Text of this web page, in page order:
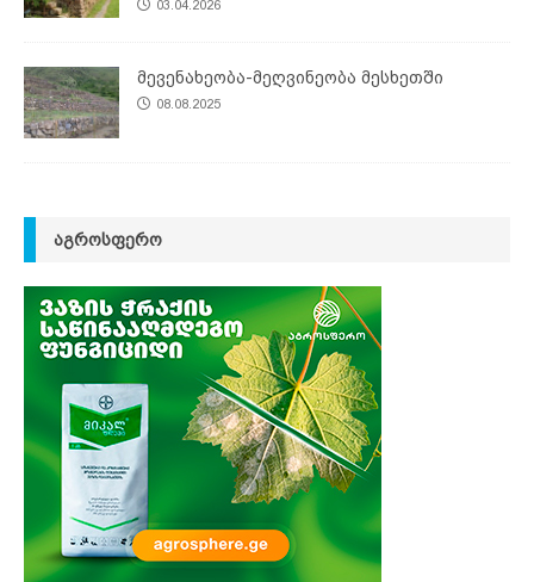
03.04.2026
მევენახეობა-მეღვინეობა მესხეთში
08.08.2025
ᲐᲒᲠᲝᲡᲤᲔᲠᲝ